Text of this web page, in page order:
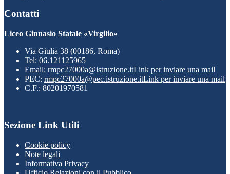
Contatti
Liceo Ginnasio Statale «Virgilio»
Via Giulia 38 (00186, Roma)
Tel: 06.121125965
Email: rmpc27000a@istruzione.itLink per inviare una mail
PEC: rmpc27000a@pec.istruzione.itLink per inviare una mail
C.F.: 80201970581
Sezione Link Utili
Cookie policy
Note legali
Informativa Privacy